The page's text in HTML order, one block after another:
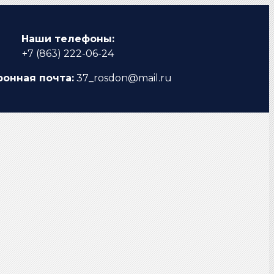
Наши телефоны:
+7 (863) 222-06-24
почта: 37_rosdon@mail.ru